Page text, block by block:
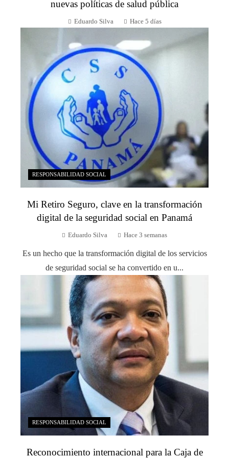
nuevas políticas de salud pública
Eduardo Silva Hace 5 días
RESPONSABILIDAD SOCIAL
Mi Retiro Seguro, clave en la transformación
digital de la seguridad social en Panamá
Eduardo Silva Hace 3 semanas
Es un hecho que la transformación digital de los servicios
de seguridad social se ha convertido en u...
RESPONSABILIDAD SOCIAL
Reconocimiento internacional para la Caja de